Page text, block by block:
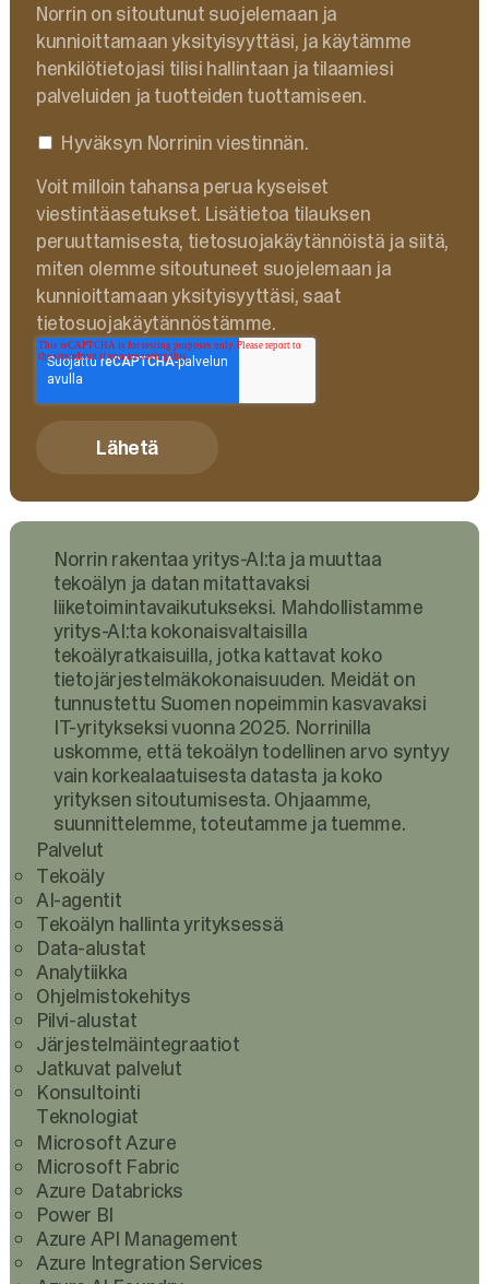
Norrin on sitoutunut suojelemaan ja
kunnioittamaan yksityisyyttäsi, ja käytämme
henkilötietojasi tilisi hallintaan ja tilaamiesi
palveluiden ja tuotteiden tuottamiseen.
Hyväksyn Norrinin viestinnän.
Voit milloin tahansa perua kyseiset
viestintäasetukset. Lisätietoa tilauksen
peruuttamisesta, tietosuojakäytännöistä ja siitä,
miten olemme sitoutuneet suojelemaan ja
kunnioittamaan yksityisyyttäsi, saat
tietosuojakäytännöstämme.
Norrin rakentaa yritys-AI:ta ja muuttaa
tekoälyn ja datan mitattavaksi
liiketoimintavaikutukseksi. Mahdollistamme
yritys-AI:ta kokonaisvaltaisilla
tekoälyratkaisuilla, jotka kattavat koko
tietojärjestelmäkokonaisuuden. Meidät on
tunnustettu Suomen nopeimmin kasvavaksi
IT-yritykseksi vuonna 2025. Norrinilla
uskomme, että tekoälyn todellinen arvo syntyy
vain korkealaatuisesta datasta ja koko
yrityksen sitoutumisesta. Ohjaamme,
suunnittelemme, toteutamme ja tuemme.
Palvelut
Tekoäly
AI-agentit
Tekoälyn hallinta yrityksessä
Data-alustat
Analytiikka
Ohjelmistokehitys
Pilvi-alustat
Järjestelmäintegraatiot
Jatkuvat palvelut
Konsultointi
Teknologiat
Microsoft Azure
Microsoft Fabric
Azure Databricks
Power BI
Azure API Management
Azure Integration Services